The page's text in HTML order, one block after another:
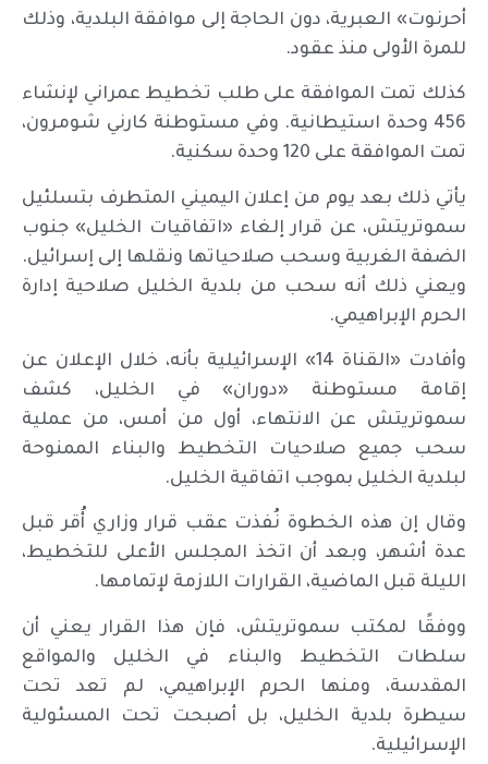
أحرنوت» العبرية، دون الحاجة إلى موافقة البلدية، وذلك
للمرة الأولى منذ عقود.
كذلك تمت الموافقة على طلب تخطيط عمراني لإنشاء
456 وحدة استيطانية. وفي مستوطنة كارني شومرون،
تمت الموافقة على 120 وحدة سكنية.
يأتي ذلك بعد يوم من إعلان اليميني المتطرف بتسلئيل
سموتريتش، عن قرار إلغاء «اتفاقيات الخليل» جنوب
الضفة الغربية وسحب صلاحياتها ونقلها إلى إسرائيل.
ويعني ذلك أنه سحب من بلدية الخليل صلاحية إدارة
الحرم الإبراهيمي.
وأفادت «القناة 14» الإسرائيلية بأنه، خلال الإعلان عن
إقامة مستوطنة «دوران» في الخليل، كشف
سموتريتش عن الانتهاء، أول من أمس، من عملية
سحب جميع صلاحيات التخطيط والبناء الممنوحة
لبلدية الخليل بموجب اتفاقية الخليل.
وقال إن هذه الخطوة نُفذت عقب قرار وزاري أُقر قبل
عدة أشهر، وبعد أن اتخذ المجلس الأعلى للتخطيط،
الليلة قبل الماضية، القرارات اللازمة لإتمامها.
ووفقًا لمكتب سموتريتش، فإن هذا القرار يعني أن
سلطات التخطيط والبناء في الخليل والمواقع
المقدسة، ومنها الحرم الإبراهيمي، لم تعد تحت
سيطرة بلدية الخليل، بل أصبحت تحت المسئولية
الإسرائيلية.